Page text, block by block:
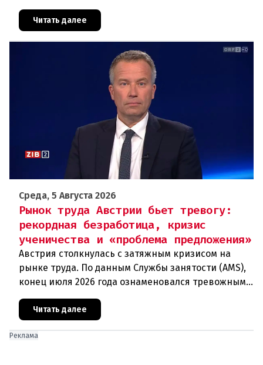
Грац.Причиной столь жесткой экономии
Читать далее
Среда, 5 Августа 2026
Рынок труда Австрии бьет тревогу:
рекордная безработица, кризис
ученичества и «проблема предложения»
Австрия столкнулась с затяжным кризисом на
рынке труда. По данным Службы занятости (AMS),
конец июля 2026 года ознаменовался тревожными
зарегистрированы как безрабо
Читать далее
Реклама